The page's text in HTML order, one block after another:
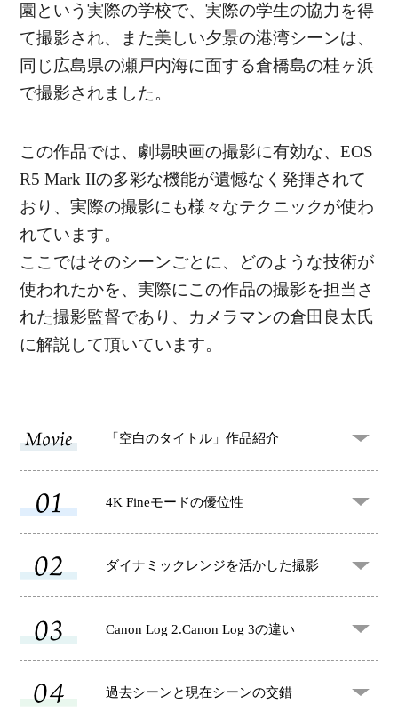
園という実際の学校で、実際の学生の協力を得
て撮影され、また美しい夕景の港湾シーンは、
同じ広島県の瀬戸内海に面する倉橋島の桂ヶ浜
で撮影されました。
この作品では、劇場映画の撮影に有効な、EOS
R5 Mark IIの多彩な機能が遺憾なく発揮されて
おり、実際の撮影にも様々なテクニックが使わ
れています。
ここではそのシーンごとに、どのような技術が
使われたかを、実際にこの作品の撮影を担当さ
れた撮影監督であり、カメラマンの倉田良太氏
に解説して頂いています。
「空白のタイトル」作品紹介
4K Fineモードの優位性
ダイナミックレンジを活かした撮影
Canon Log 2.Canon Log 3の違い
過去シーンと現在シーンの交錯